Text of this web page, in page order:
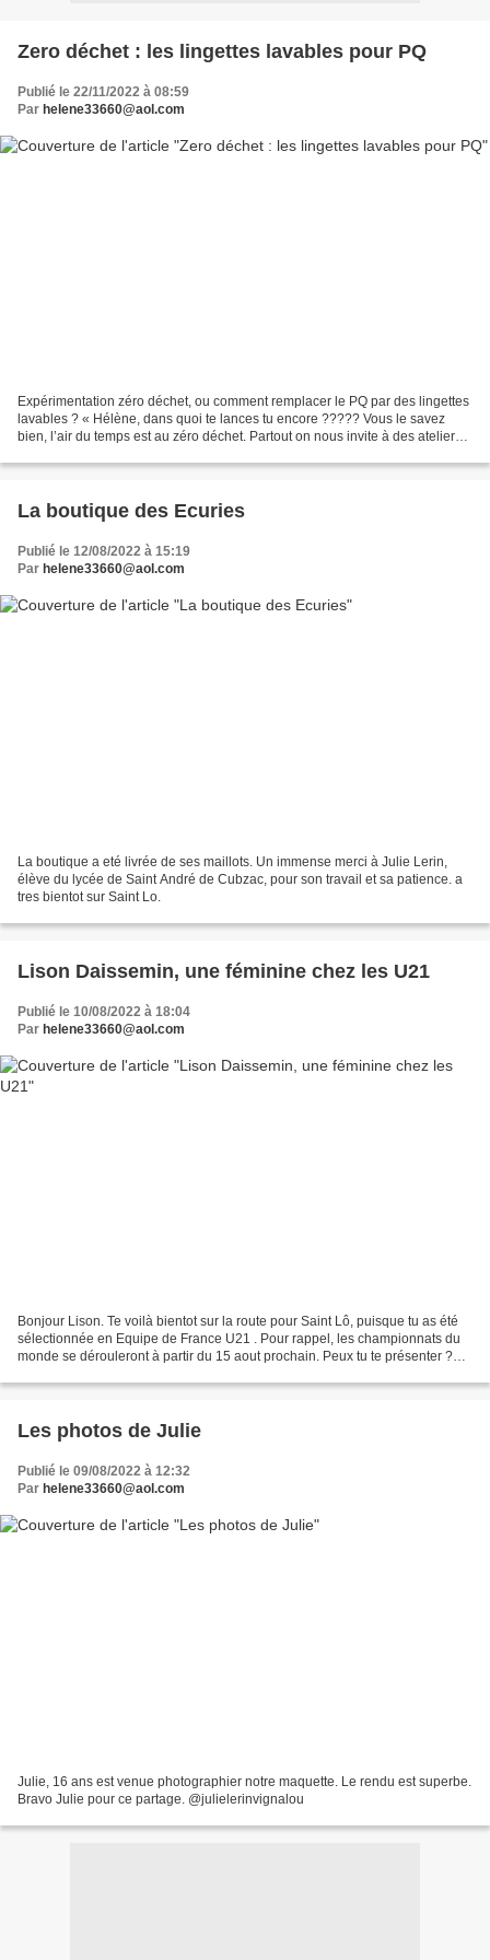
Zero déchet : les lingettes lavables pour PQ
Publié le 22/11/2022 à 08:59
Par helene33660@aol.com
Expérimentation zéro déchet, ou comment remplacer le PQ par des lingettes
lavables ? « Hélène, dans quoi te lances tu encore ????? Vous le savez
bien, l’air du temps est au zéro déchet. Partout on nous invite à des ateliers
La boutique des Ecuries
Publié le 12/08/2022 à 15:19
Par helene33660@aol.com
La boutique a eté livrée de ses maillots. Un immense merci à Julie Lerin,
élève du lycée de Saint André de Cubzac, pour son travail et sa patience. a
tres bientot sur Saint Lo.
Lison Daissemin, une féminine chez les U21
Publié le 10/08/2022 à 18:04
Par helene33660@aol.com
Bonjour Lison. Te voilà bientot sur la route pour Saint Lô, puisque tu as été
sélectionnée en Equipe de France U21 . Pour rappel, les championnats du
monde se dérouleront à partir du 15 aout prochain. Peux tu te présenter ?
Les photos de Julie
Publié le 09/08/2022 à 12:32
Par helene33660@aol.com
Julie, 16 ans est venue photographier notre maquette. Le rendu est superbe.
Bravo Julie pour ce partage. @julielerinvignalou